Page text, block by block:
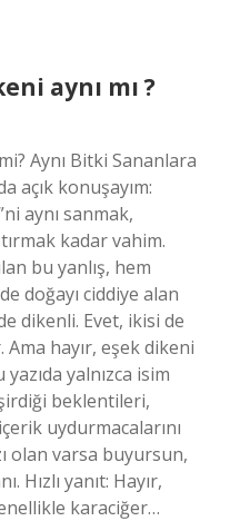
aynı mı ?
Aynı Bitki Sananlara
açık konuşayım:
aynı sanmak,
kadar vahim.
bu yanlış, hem
doğayı ciddiye alan
dikenli. Evet, ikisi de
hayır, eşek dikeni
yalnızca isim
beklentileri,
uydurmacalarını
olan varsa buyursun,
Hızlı yanıt: Hayır,
karaciğer…